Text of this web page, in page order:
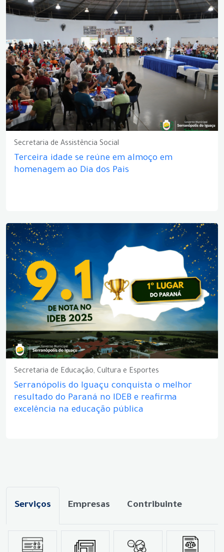
Secretaria de Assistência Social
Terceira idade se reúne em almoço em
homenagem ao Dia dos Pais
Secretaria de Educação, Cultura e Esportes
Serranópolis do Iguaçu conquista o melhor
resultado do Paraná no IDEB e reafirma
excelência na educação pública
Serviços Empresas Contribuinte